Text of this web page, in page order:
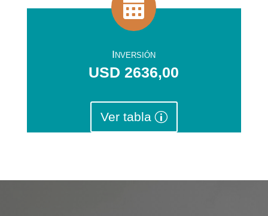

Inversión
USD 2636,00
Ver tabla